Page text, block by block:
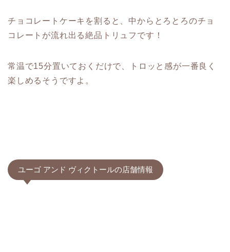
チョコレートケーキを割ると、中からとろとろのチョ
コレートが流れ出る絶品トリュフです！
常温で15分置いておくだけで、トロッと感が一番良く
楽しめるそうですよ。
ユーゴ アンド ヴィクトールの店舗情報